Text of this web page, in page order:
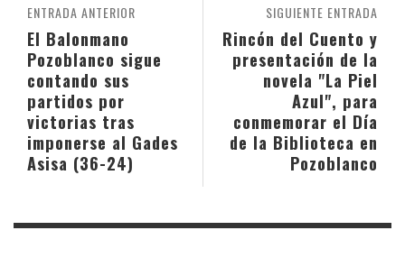
SIGUIENTE ENTRADA
Rincón del Cuento y
presentación de la
novela "La Piel
Azul", para
conmemorar el Día
de la Biblioteca en
Pozoblanco
ENTRADA ANTERIOR
El Balonmano
Pozoblanco sigue
contando sus
partidos por
victorias tras
imponerse al Gades
Asisa (36-24)